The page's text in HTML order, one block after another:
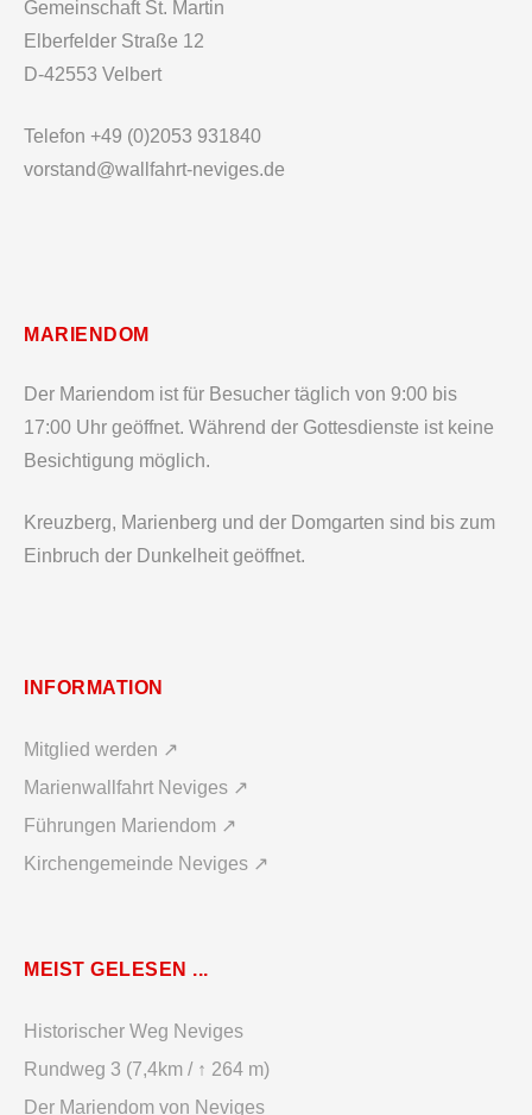
Gemeinschaft St. Martin
Elberfelder Straße 12
D-42553 Velbert
Telefon +49 (0)2053 931840
vorstand@wallfahrt-neviges.de
MARIENDOM
Der Mariendom ist für Besucher täglich von 9:00 bis
17:00 Uhr geöffnet. Während der Gottesdienste ist keine
Besichtigung möglich.
Kreuzberg, Marienberg und der Domgarten sind bis zum
Einbruch der Dunkelheit geöffnet.
INFORMATION
Mitglied werden ↗
Marienwallfahrt Neviges ↗
Führungen Mariendom ↗
Kirchengemeinde Neviges ↗
MEIST GELESEN ...
Historischer Weg Neviges
Rundweg 3 (7,4km / ↑ 264 m)
Der Mariendom von Neviges